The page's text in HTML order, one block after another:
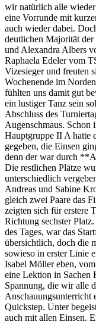
wir natürlich alle wieder
eine Vorrunde mit
auch wieder dabei.
deutlichen Majorität
und Alexandra Albers
Raphaela Edeler vom
Vizesieger und freuten
Wochenende im
fühlten uns damit gut
ein lustiger Tanz sein
Abschluss des
Augenschmaus. Schon
Hauptgruppe II A hatte
gegeben, die Einsen
denn der war durch
Die restlichen Plätze
unterschiedlich
Andreas und Sabine
gleich zwei Paare das
zeigten sich für erstere
Richtung sechster
des Tages, war das
übersichtlich, doch die
sowieso in erster Linie
Isabel Möller eben,
eine Lektion in Sachen
Spannung, die wir alle
Anschauungsunterricht
Quickstep. Unter
auch mit allen Einsen.